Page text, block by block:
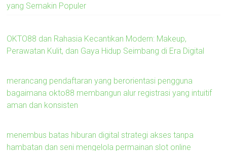
yang Semakin Populer
OKTO88 dan Rahasia Kecantikan Modern: Makeup,
Perawatan Kulit, dan Gaya Hidup Seimbang di Era Digital
merancang pendaftaran yang berorientasi pengguna
bagaimana okto88 membangun alur registrasi yang intuitif
aman dan konsisten
menembus batas hiburan digital strategi akses tanpa
hambatan dan seni mengelola permainan slot online